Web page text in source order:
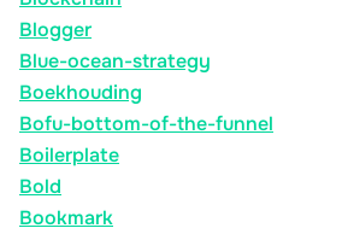
Blogger
Blue-ocean-strategy
Boekhouding
Bofu-bottom-of-the-funnel
Boilerplate
Bold
Bookmark